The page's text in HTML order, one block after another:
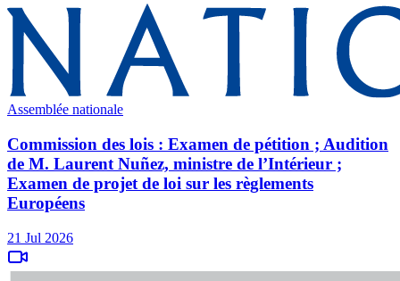
Assemblée nationale
Commission des lois : Examen de pétition ; Audition
de M. Laurent Nuñez, ministre de l’Intérieur ;
Examen de projet de loi sur les règlements
Européens
21 Jul 2026